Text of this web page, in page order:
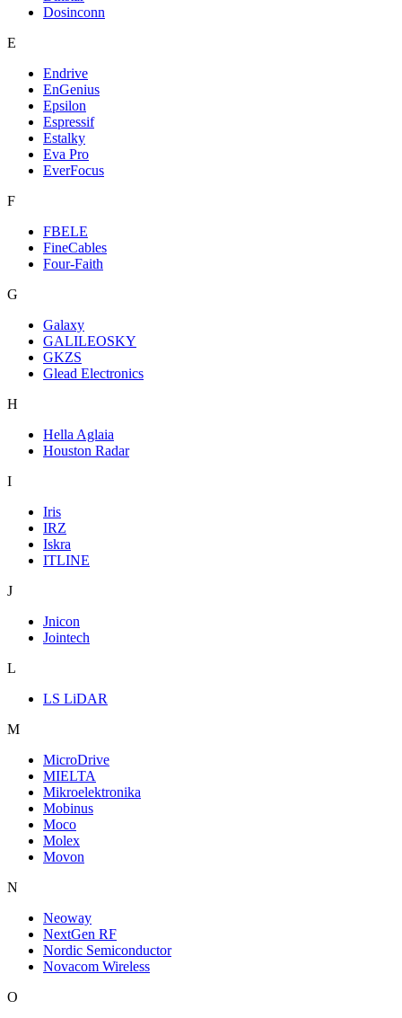
Dosinconn
E
Endrive
EnGenius
Epsilon
Espressif
Estalky
Eva Pro
EverFocus
F
FBELE
FineCables
Four-Faith
G
Galaxy
GALILEOSKY
GKZS
Glead Electronics
H
Hella Aglaia
Houston Radar
I
Iris
IRZ
Iskra
ITLINE
J
Jnicon
Jointech
L
LS LiDAR
M
MicroDrive
MIELTA
Mikroelektronika
Mobinus
Moco
Molex
Movon
N
Neoway
NextGen RF
Nordic Semiconductor
Novacom Wireless
O